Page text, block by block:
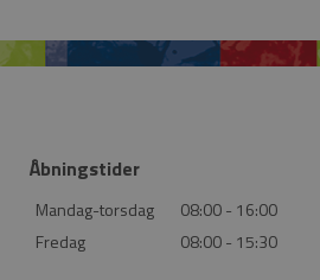
Åbningstider
Mandag-torsdag
08:00 - 16:00
Fredag
08:00 - 15:30